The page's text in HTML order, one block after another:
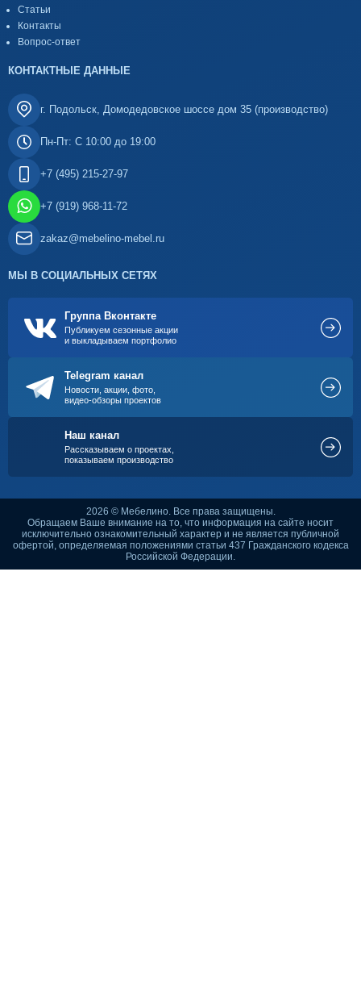
Статьи
Контакты
Вопрос-ответ
КОНТАКТНЫЕ ДАННЫЕ
г. Подольск, Домодедовское шоссе дом 35 (производство)
Пн-Пт: С 10:00 до 19:00
+7 (495) 215-27-97
+7 (919) 968-11-72
zakaz@mebelino-mebel.ru
МЫ В СОЦИАЛЬНЫХ СЕТЯХ
Группа Вконтакте
Публикуем сезонные акции
и выкладываем портфолио
Telegram канал
Новости, акции, фото,
видео-обзоры проектов
Наш канал
Рассказываем о проектах,
показываем производство
2026 © Мебелино. Все права защищены.
Обращаем Ваше внимание на то, что информация на сайте носит
исключительно ознакомительный характер и не является публичной
офертой, определяемая положениями статьи 437 Гражданского кодекса
Российской Федерации.